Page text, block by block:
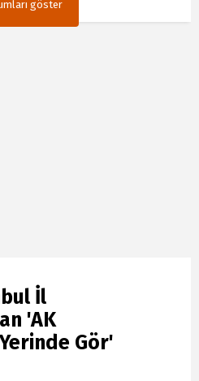
göster
İl
'AK
Gör'